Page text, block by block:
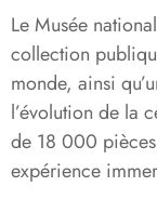
Le Musée
collection
monde, ainsi
l’évolution de la
de 18 000
expérience